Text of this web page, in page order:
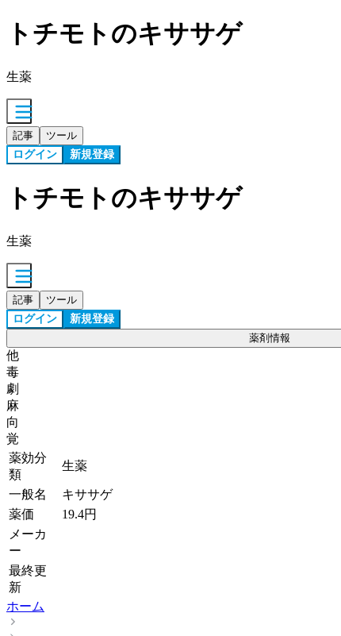
トチモトのキササゲ
生薬
記事 ツール
ログイン 新規登録
トチモトのキササゲ
生薬
記事 ツール
ログイン 新規登録
薬剤情報
他
毒
劇
麻
向
覚
薬効分
類
生薬
一般名
キササゲ
薬価
19.4円
メーカ
ー
最終更
新
ホーム